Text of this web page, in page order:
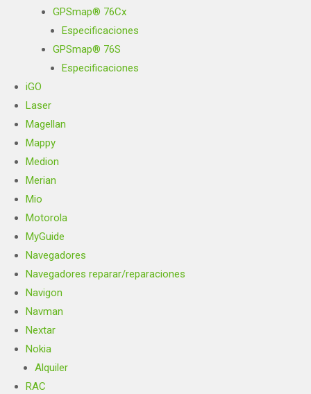
GPSmap® 76Cx
Especificaciones
GPSmap® 76S
Especificaciones
iGO
Laser
Magellan
Mappy
Medion
Merian
Mio
Motorola
MyGuide
Navegadores
Navegadores reparar/reparaciones
Navigon
Navman
Nextar
Nokia
Alquiler
RAC